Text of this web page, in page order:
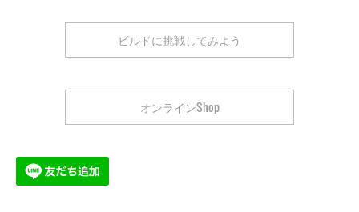
ビルドに挑戦してみよう
オンラインShop